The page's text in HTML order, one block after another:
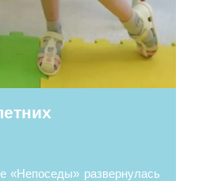
«Непоседы» развернулась